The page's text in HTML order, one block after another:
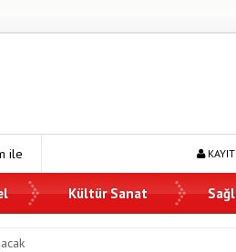
Düşürün Navigating
Kültür Sanat